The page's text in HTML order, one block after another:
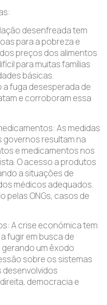
desenfreada tem
para a pobreza e
preços dos alimentos
para muitas famílias
básicas.
fuga desesperada de
e corroboram essa
As medidas
resultam na
e medicamentos nos
O acesso a produtos
a situações de
médicos adequados.
pelas ONGs, casos de
A crise económica tem
fugir em busca de
um êxodo
sobre os sistemas
democracia e